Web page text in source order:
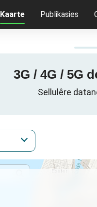
Kaarte Publikasies
3G / 4G / 5G
Sellulêre